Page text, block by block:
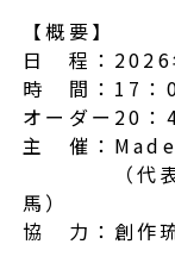
【概要】
日 程：2026
時 間：17：
オーダー20：
主 催：Made
（代表企
馬）
協 力：創作